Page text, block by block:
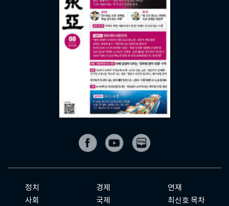
정치 경제
연재
사회
국제
최신호 목차